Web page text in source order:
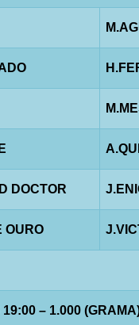
DOCTOR
OURO
– 1.000